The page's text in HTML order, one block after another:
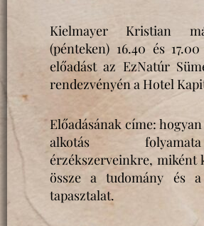
Kielmayer Kristian
(pénteken) 16.40 és
előadást az EzNatúr
rendezvényén a Hotel
Előadásának címe:
alkotás
érzékszerveinkre, miként
össze a tudomány és a
tapasztalat.